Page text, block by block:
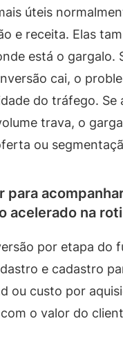
úteis
e receita. Elas
está o gargalo.
cai, o
do tráfego. Se
trava, o
ou
para
acelerado na
por etapa do
e cadastro
ou custo por
o valor do